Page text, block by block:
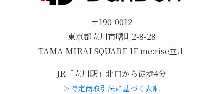
〒190-0012
東京都立川市曙町2-8-28
TAMA MIRAI SQUARE 1F me:rise立川
JR「立川駅」北口から徒歩4分
＞特定商取引法に基づく表記